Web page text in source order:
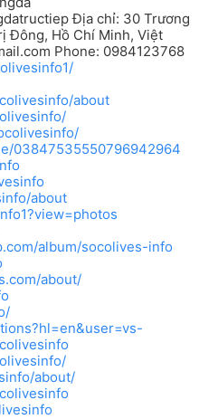
Địa chỉ: 30 Trương
Đông, Hồ Chí Minh, Việt
Phone: 0984123768
about
03847535550796942964
about
album/socolives-info
about/
about/